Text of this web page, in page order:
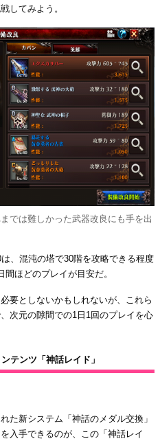
してみよう。
では難しかった武器改良にも手を出
、混沌の塔で30階を攻略できる程度
ほどのプレイが目安だ。
要としないかもしれないが、これら
次元の隙間での1日1回のプレイを心
テンツ「神話レイド」
た新システム「神話のメダル交換」
入手できるのが、この「神話レイ